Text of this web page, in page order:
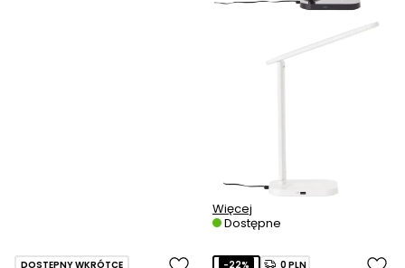
Więcej
Dostępne
DOSTĘPNY WKRÓTCE -22% 0 PLN